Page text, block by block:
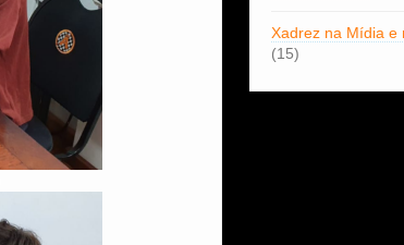
Xadrez na Mídia e
(15)